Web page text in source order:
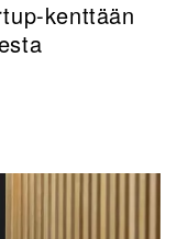
kenttään